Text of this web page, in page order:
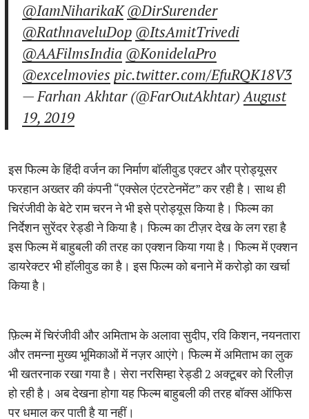
@IamNiharikaK @DirSurender
@RathnaveluDop @ItsAmitTrivedi
@AAFilmsIndia @KonidelaPro
@excelmovies pic.twitter.com/EfuRQK18V3
— Farhan Akhtar (@FarOutAkhtar)August
19, 2019
इस फिल्म के हिंदी वर्जन का निर्माण बॉलीवुड एक्टर और प्रोड्यूसर
फरहान अख्तर की कंपनी “एक्सेल एंटरटेनमेंट” कर रही है। साथ ही
चिरंजीवी के बेटे राम चरन ने भी इसे प्रोड्यूस किया है। फिल्म का
निर्देशन सुरेंदर रेड्डी ने किया है। फिल्म का टीज़र देख के लग रहा है
इस फिल्म में बाहुबली की तरह का एक्शन किया गया है। फिल्म में एक्शन
डायरेक्टर भी हॉलीवुड का है। इस फिल्म को बनाने में करोड़ो का खर्चा
किया है।
फ़िल्म में चिरंजीवी और अमिताभ के अलावा सुदीप, रवि किशन, नयनतारा
और तमन्ना मुख्य भूमिकाओं में नज़र आएंगे। फिल्म में अमिताभ का लुक
भी खतरनाक रखा गया है। सेरा नरसिम्हा रेड्डी 2 अक्टूबर को रिलीज़
हो रही है। अब देखना होगा यह फिल्म बाहुबली की तरह बॉक्स ऑफिस
पर धमाल कर पाती है या नहीं।